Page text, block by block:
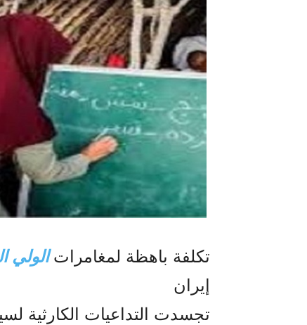
تكلفة باهظة لمغامراتالولي
إيران
تجسدت التداعيات الكارثية